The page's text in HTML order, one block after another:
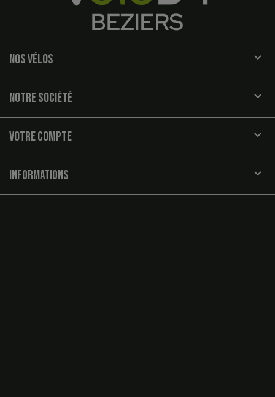
NOS VÉLOS 
NOTRE SOCIÉTÉ 
VOTRE COMPTE 
INFORMATIONS keyboard_arrow_down